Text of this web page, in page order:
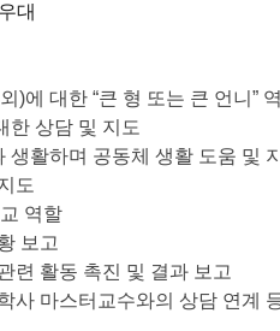
대
)에 대한 “큰 형 또는 큰 언니”
상담 및 지도
활하며 공동체 생활 도움 및
도
역할
보고
련 활동 촉진 및 결과 보고
사 마스터교수와의 상담 연계